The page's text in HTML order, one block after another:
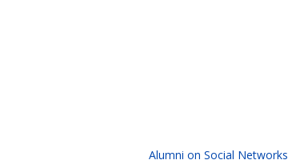
Alumni on Social Networks